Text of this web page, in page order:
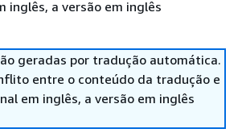
inglês, a versão em inglês
geradas por tradução automática.
entre o conteúdo da tradução e
em inglês, a versão em inglês